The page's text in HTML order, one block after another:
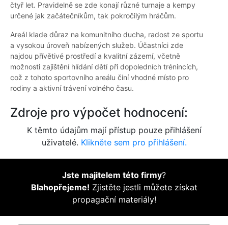
čtyř let. Pravidelně se zde konají různé turnaje a kempy
určené jak začátečníkům, tak pokročilým hráčům.
Areál klade důraz na komunitního ducha, radost ze sportu
a vysokou úroveň nabízených služeb. Účastníci zde
najdou přívětivé prostředí a kvalitní zázemí, včetně
možnosti zajištění hlídání dětí při dopoledních trénincích,
což z tohoto sportovního areálu činí vhodné místo pro
rodiny a aktivní trávení volného času.
Zdroje pro výpočet hodnocení:
K těmto údajům mají přístup pouze přihlášení
uživatelé. Klikněte sem pro přihlášení.
Jste majitelem této firmy?
Blahopřejeme! Zjistěte jestli můžete získat
propagační materiály!